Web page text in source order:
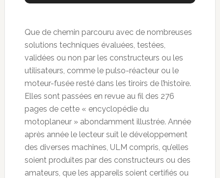
Que de chemin parcouru avec de nombreuses
solutions techniques évaluées, testées,
validées ou non par les constructeurs ou les
utilisateurs, comme le pulso-réacteur ou le
moteur-fusée resté dans les tiroirs de l’histoire.
Elles sont passées en revue au fil des 276
pages de cette « encyclopédie du
motoplaneur » abondamment illustrée. Année
après année le lecteur suit le développement
des diverses machines, ULM compris, qu’elles
soient produites par des constructeurs ou des
amateurs, que les appareils soient certifiés ou